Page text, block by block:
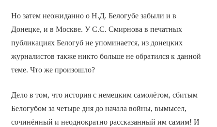
Но затем неожиданно о Н.Д. Белогубе забыли и в
Донецке, и в Москве. У С.С. Смирнова в печатных
публикациях Белогуб не упоминается, из донецких
журналистов также никто больше не обратился к данной
теме. Что же произошло?
Дело в том, что история с немецким самолётом, сбитым
Белогубом за четыре дня до начала войны, вымысел,
сочинённый и неоднократно рассказанный им самим! И